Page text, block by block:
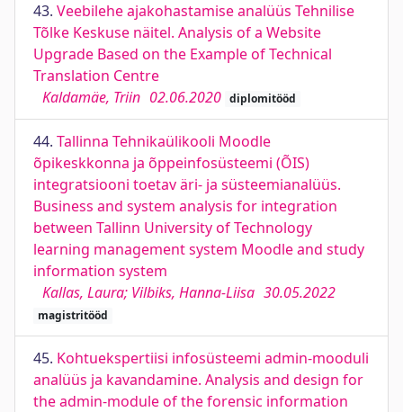
43. Veebilehe ajakohastamise analüüs Tehnilise
Tõlke Keskuse näitel. Analysis of a Website
Upgrade Based on the Example of Technical
Translation Centre
Kaldamäe, Triin 02.06.2020 diplomitööd
44. Tallinna Tehnikaülikooli Moodle
õpikeskkonna ja õppeinfosüsteemi (ÕIS)
integratsiooni toetav äri- ja süsteemianalüüs.
Business and system analysis for integration
between Tallinn University of Technology
learning management system Moodle and study
information system
Kallas, Laura; Vilbiks, Hanna-Liisa 30.05.2022
magistritööd
45. Kohtuekspertiisi infosüsteemi admin-mooduli
analüüs ja kavandamine. Analysis and design for
the admin-module of the forensic information